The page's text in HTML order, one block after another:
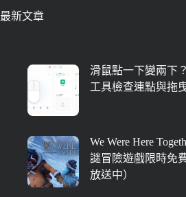
最新文章
滑鼠點一下變兩下
工具檢查連點與拖
We Were Here
謎冒險遊戲限時免
放送中）